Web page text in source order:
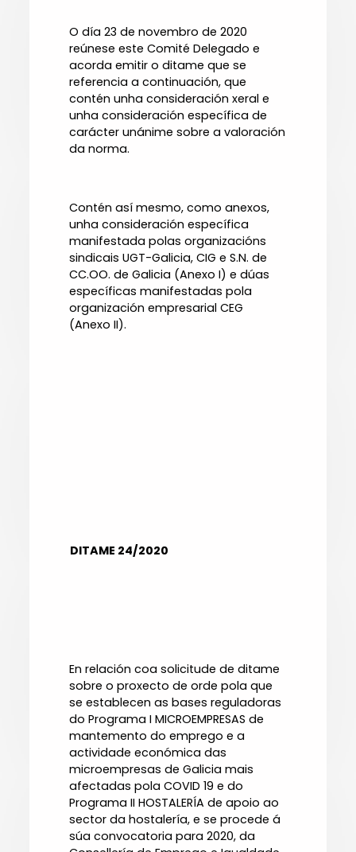
O día 23 de novembro de 2020
reúnese este Comité Delegado e
acorda emitir o ditame que se
referencia a continuación, que
contén unha consideración xeral e
unha consideración específica de
carácter unánime sobre a valoración
da norma.
Contén así mesmo, como anexos,
unha consideración específica
manifestada polas organizacións
sindicais UGT-Galicia, CIG e S.N. de
CC.OO. de Galicia (Anexo I) e dúas
específicas manifestadas pola
organización empresarial CEG
(Anexo II).
DITAME 24/2020
En relación coa solicitude de ditame
sobre o proxecto de orde pola que
se establecen as bases reguladoras
do Programa I MICROEMPRESAS de
mantemento do emprego e a
actividade económica das
microempresas de Galicia mais
afectadas pola COVID 19 e do
Programa II HOSTALERÍA de apoio ao
sector da hostalería, e se procede á
súa convocatoria para 2020, da